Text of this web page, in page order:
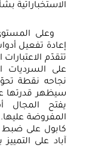
الاستخباراتية
وعلى المستوى
إعادة تفعيل
تتقدّم الاعتبارات
على السرديات
نجاحه نقطة
سيظهر قدرتها
يفتح المجال
المفروضة
كابول على ضبط
آباد على